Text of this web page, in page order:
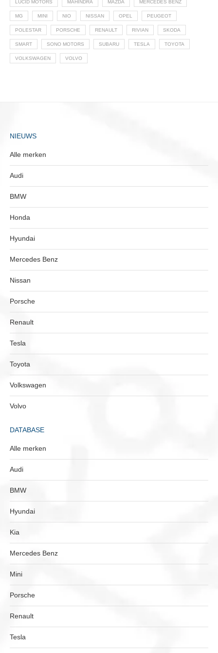
LUCID MOTORS MAHINDRA MAZDA MERCEDES BENZ
MG MINI NIO NISSAN OPEL PEUGEOT
POLESTAR PORSCHE RENAULT RIVIAN SKODA
SMART SONO MOTORS SUBARU TESLA TOYOTA
VOLKSWAGEN VOLVO
NIEUWS
Alle merken
Audi
BMW
Honda
Hyundai
Mercedes Benz
Nissan
Porsche
Renault
Tesla
Toyota
Volkswagen
Volvo
DATABASE
Alle merken
Audi
BMW
Hyundai
Kia
Mercedes Benz
Mini
Porsche
Renault
Tesla